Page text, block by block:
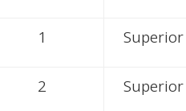
1
Superior
2 Superior